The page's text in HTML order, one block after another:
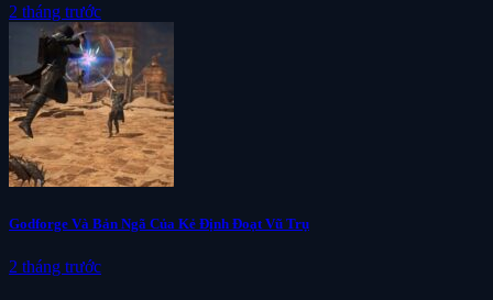
2 tháng trước
Godforge Và Bản Ngã Của Kẻ Định Đoạt Vũ Trụ
2 tháng trước